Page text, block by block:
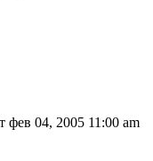
фев 04, 2005 11:00 am